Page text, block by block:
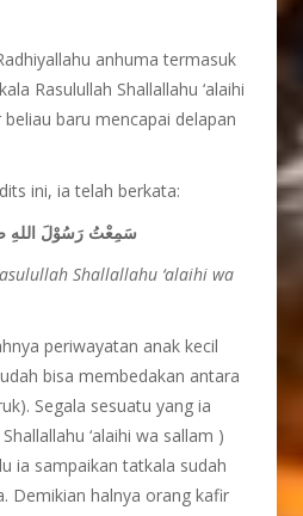
anhuma termasuk
Rasulullah Shallallahu ‘alaihi
baru mencapai delapan
ini, ia telah berkata:
سَمِعْتُ رَسُوْلَ اللهِ
Shallallahu ‘alaihi wa
periwayatan anak kecil
bisa membedakan antara
Segala sesuatu yang ia
‘alaihi wa sallam )
ia sampaikan tatkala sudah
Demikian halnya orang kafir